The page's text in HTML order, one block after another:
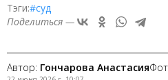
Тэги:#суд
Поделиться —
Автор: Гончарова Анастасия